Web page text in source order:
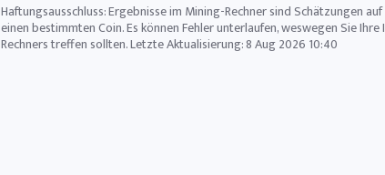
Haftungsausschluss: Ergebnisse im Mining-Rechner sind Schätzungen
einen bestimmten Coin. Es können Fehler unterlaufen, weswegen Sie
Rechners treffen sollten. Letzte Aktualisierung:8 Aug 2026 10:40